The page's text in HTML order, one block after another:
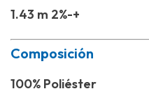
1.43 m 2%-+
Composición
100% Poliéster